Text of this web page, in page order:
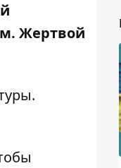
Жертвой
.